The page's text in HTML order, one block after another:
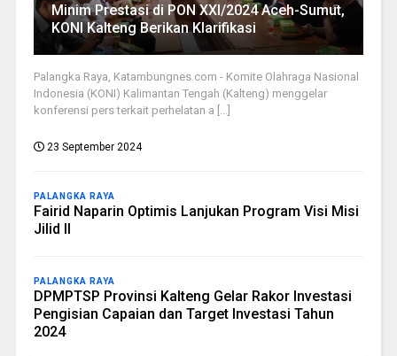
Minim Prestasi di PON XXI/2024 Aceh-Sumut,
KONI Kalteng Berikan Klarifikasi
Palangka Raya, Katambungnes.com - Komite Olahraga Nasional
Indonesia (KONI) Kalimantan Tengah (Kalteng) menggelar
konferensi pers terkait perhelatan a [...]
23 September 2024
PALANGKA RAYA
Fairid Naparin Optimis Lanjukan Program Visi Misi
Jilid II
PALANGKA RAYA
DPMPTSP Provinsi Kalteng Gelar Rakor Investasi
Pengisian Capaian dan Target Investasi Tahun
2024